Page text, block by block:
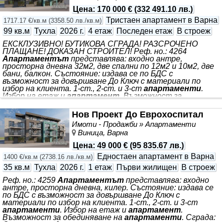
сградата осигурява бърз и удобен достъп както до
центъра наВарна, така и до морските курорти …
МАТЕКС
Цена: 170 000 € (332 491.10 лв.)
1717.17 €/кв.м (3358.50 лв./кв.м) Тристаен апартамент в Варна
99 кв.м Тухла 2026 г. 4 етаж Последен етаж
В строеж
ЕКСКЛУЗИВНО! БУТИКОВА СГРАДА! РАЗСРОЧЕНО
ПЛАЩАНЕ! ДОКАЗАН СТРОИТЕЛ! Реф. но.: 4264
Апартаментът представлява: входно антре,
просторна дневна 32м2, две спални по 12м2 и 10м2, две
бани, балкон. Състояние: издава се по БДС с
възможност за довършване До Ключ с материали по
избор на клиента. 1-ст., 2-ст. и 3-ст апартаменти.
Избор на етаж иапартамент. Възможност за
с асансьор със съвременна архитектура и
висококачествени строителни материали. Локация: В
непосредствена близост до ЕВРОХОСПИТАЛ.
Възможността за закупуване
Нов Проект До Еврохоспитал
Имоти - Продажби » Апартаменти
Виница, Варна
Цена: 49 000 € (95 835.67 лв.)
1400 €/кв.м (2738.16 лв./кв.м)
Едностаен апартамент в Варна
35 кв.м Тухла 2026 г. 1 етаж Първи жилищен
В строеж
Реф. но.: 4259 Апартаментът представлява: входно
антре, просторна дневна, килер. Състояние: издава се
по БДС с възможност за довършване До Ключ с
материали по избор на клиента. 1-ст., 2-ст. и 3-ст
апартаменти. Избор на етаж и апартамент.
Възможност за обединяване на апартаменти. Сграда: